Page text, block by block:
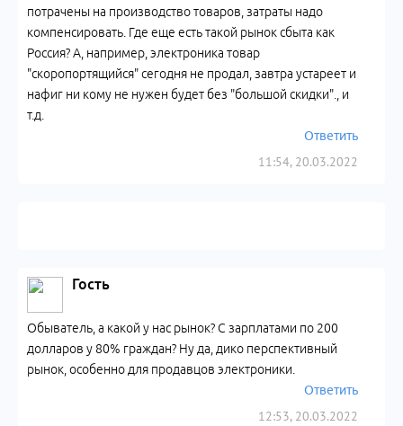
11:54, 20.03.2022
потрачены на производство товаров, затраты надо
компенсировать. Где еще есть такой рынок сбыта как
Россия? А, например, электроника товар
"скоропортящийся" сегодня не продал, завтра устареет и
нафиг ни кому не нужен будет без "большой скидки"., и
т.д.
Ответить
Гость
12:53, 20.03.2022
Обыватель, а какой у нас рынок? С зарплатами по 200
долларов у 80% граждан? Ну да, дико перспективный
рынок, особенно для продавцов электроники.
Ответить